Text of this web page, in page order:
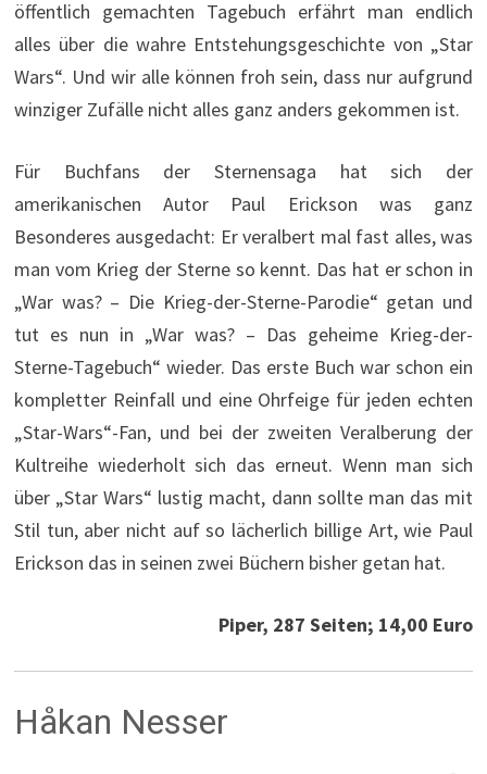
öffentlich gemachten Tagebuch erfährt man endlich
alles über die wahre Entstehungsgeschichte von „Star
Wars“. Und wir alle können froh sein, dass nur aufgrund
winziger Zufälle nicht alles ganz anders gekommen ist.
Für Buchfans der Sternensaga hat sich der
amerikanischen Autor Paul Erickson was ganz
Besonderes ausgedacht: Er veralbert mal fast alles, was
man vom Krieg der Sterne so kennt. Das hat er schon in
„War was? – Die Krieg-der-Sterne-Parodie“ getan und
tut es nun in „War was? – Das geheime Krieg-der-
Sterne-Tagebuch“ wieder. Das erste Buch war schon ein
kompletter Reinfall und eine Ohrfeige für jeden echten
„Star-Wars“-Fan, und bei der zweiten Veralberung der
Kultreihe wiederholt sich das erneut. Wenn man sich
über „Star Wars“ lustig macht, dann sollte man das mit
Stil tun, aber nicht auf so lächerlich billige Art, wie Paul
Erickson das in seinen zwei Büchern bisher getan hat.
Piper, 287 Seiten; 14,00 Euro
Håkan Nesser